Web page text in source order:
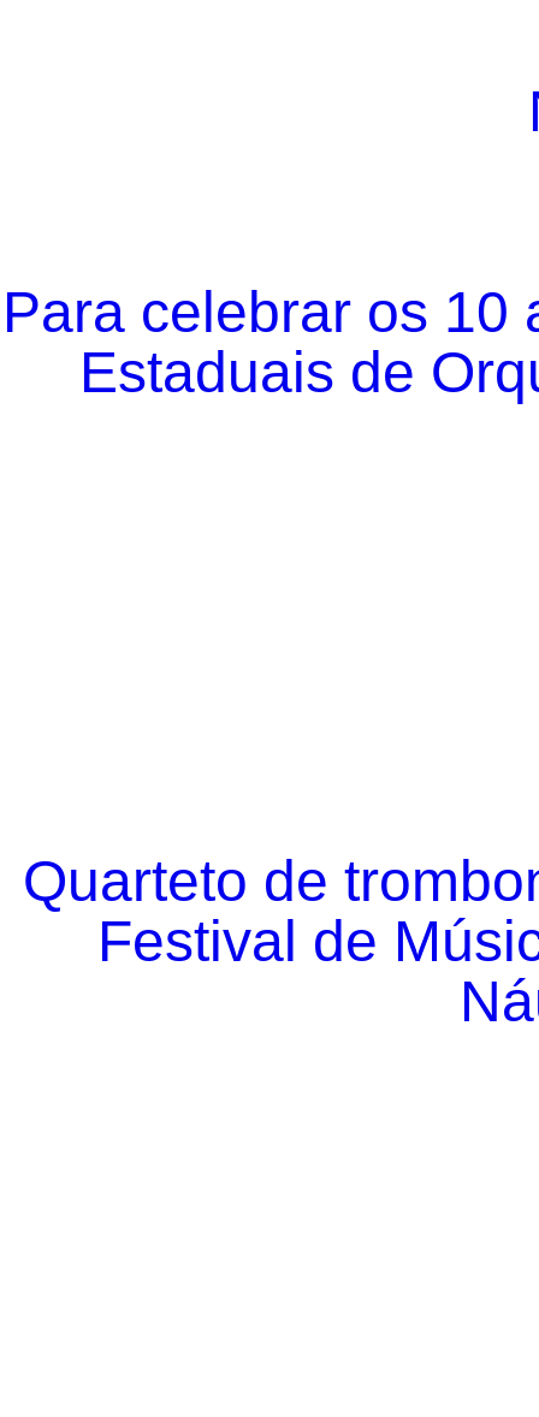
Para celebrar os 10
Estaduais de
Quarteto de
Festival de